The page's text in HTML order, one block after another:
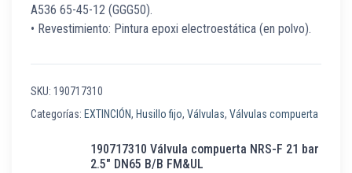
A536 65-45-12 (GGG50).
• Revestimiento: Pintura epoxi electroestática (en polvo).
SKU: 190717310
Categorías: EXTINCIÓN, Husillo fijo, Válvulas, Válvulas compuerta
190717310 Válvula compuerta NRS-F 21 bar
2.5″ DN65 B/B FM&UL